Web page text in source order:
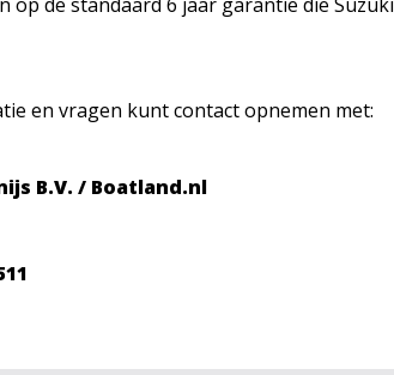
en vragen kunt contact opnemen met:
B.V. / Boatland.nl